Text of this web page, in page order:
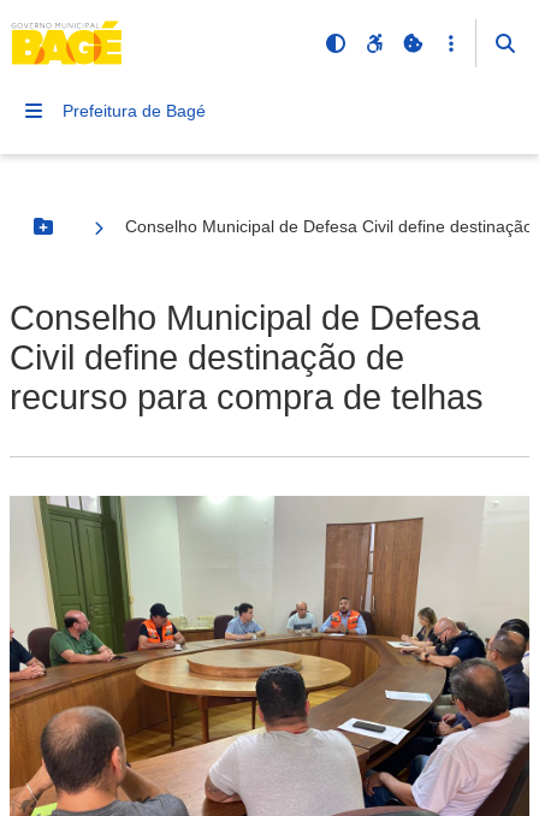
Prefeitura de Bagé
Botão Menu
Conselho Municipal de Defesa Civil define
Conselho Municipal de Defesa
Civil define destinação de
recurso para compra de telhas